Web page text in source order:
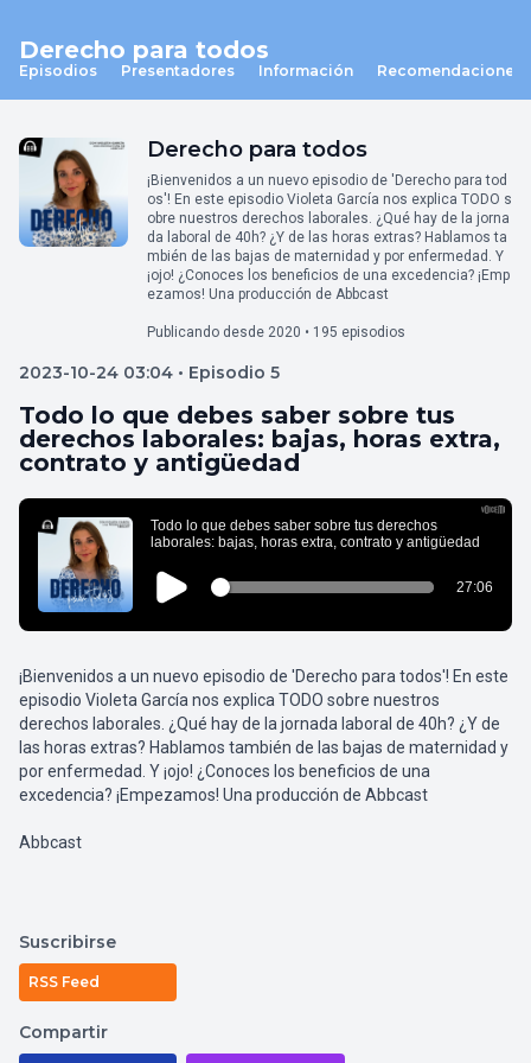
Derecho para todos
Episodios Presentadores Información Recomendaciones
Derecho para todos
¡Bienvenidos a un nuevo episodio de 'Derecho para tod
os'! En este episodio Violeta García nos explica TODO s
obre nuestros derechos laborales. ¿Qué hay de la jorna
da laboral de 40h? ¿Y de las horas extras? Hablamos ta
mbién de las bajas de maternidad y por enfermedad. Y
¡ojo! ¿Conoces los beneficios de una excedencia? ¡Emp
ezamos! Una producción de Abbcast
Publicando desde 2020 • 195 episodios
2023-10-24 03:04 • Episodio 5
Todo lo que debes saber sobre tus
derechos laborales: bajas, horas extra,
contrato y antigüedad
¡Bienvenidos a un nuevo episodio de 'Derecho para todos'! En este
episodio Violeta García nos explica TODO sobre nuestros
derechos laborales. ¿Qué hay de la jornada laboral de 40h? ¿Y de
las horas extras? Hablamos también de las bajas de maternidad y
por enfermedad. Y ¡ojo! ¿Conoces los beneficios de una
excedencia? ¡Empezamos! Una producción de Abbcast
Abbcast
Suscribirse
RSS Feed
Compartir